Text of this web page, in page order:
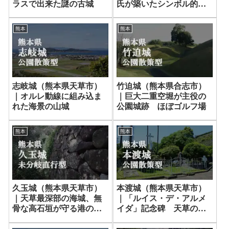
ラスで出来た謎の古城
氏が築いたシンボル的城
熊本
志岐城（熊本県天草市）
｜オルレ動線に組み込ま
れた海景の山城
熊本
竹迫城（熊本県合志市）
｜巨大二重空堀が主役の
公園城跡 ほぼゴルフ場
熊本
久玉城（熊本県天草市）
｜天草最深部の海城、無
骨な高石垣が守る港の眺
熊本
本渡城（熊本県天草市）
｜「ルイス・デ・アルメ
イダ」記念碑 天草の信